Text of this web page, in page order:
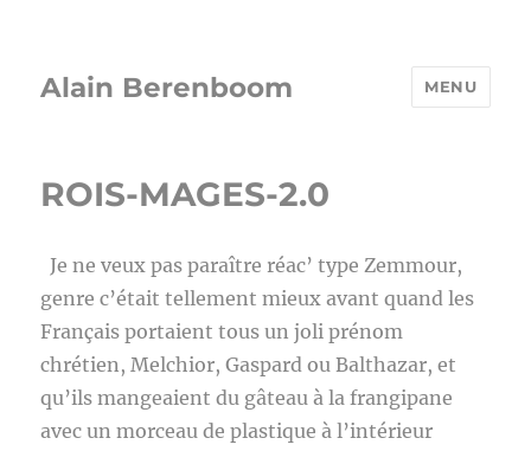
Alain Berenboom MENU
ROIS-MAGES-2.0
Je ne veux pas paraître réac’ type Zemmour,
genre c’était tellement mieux avant quand les
Français portaient tous un joli prénom
chrétien, Melchior, Gaspard ou Balthazar, et
qu’ils mangeaient du gâteau à la frangipane
avec un morceau de plastique à l’intérieur